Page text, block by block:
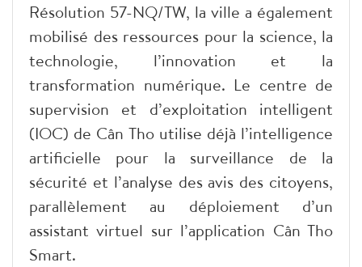
Résolution 57-NQ/TW, la ville a également
mobilisé des ressources pour la science, la
technologie, l’innovation et la
transformation numérique. Le centre de
supervision et d’exploitation intelligent
(IOC) de Cân Tho utilise déjà l’intelligence
artificielle pour la surveillance de la
sécurité et l’analyse des avis des citoyens,
parallèlement au déploiement d’un
assistant virtuel sur l’application Cân Tho
Smart.